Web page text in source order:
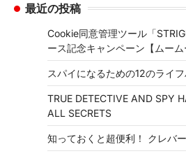
最近の投稿
Cookie同意管理ツール「
ース記念キャンペーン【ムーム
スパイになるための12のライ
TRUE DETECTIVE AND SPY
ALL SECRETS
知っておくと超便利！ クレバ